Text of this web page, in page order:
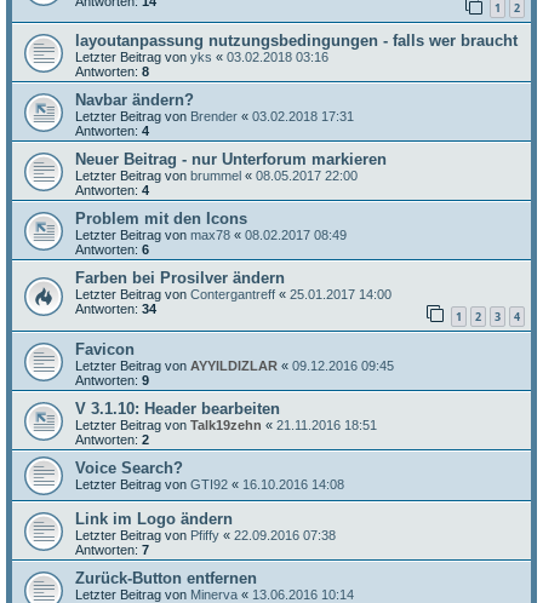
1 2
layoutanpassung nutzungsbedingungen - falls wer braucht
Letzter Beitrag von yks « 03.02.2018 03:16
Antworten: 8
Navbar ändern?
Letzter Beitrag von Brender « 03.02.2018 17:31
Antworten: 4
Neuer Beitrag - nur Unterforum markieren
Letzter Beitrag von brummel « 08.05.2017 22:00
Antworten: 4
Problem mit den Icons
Letzter Beitrag von max78 « 08.02.2017 08:49
Antworten: 6
Farben bei Prosilver ändern
Letzter Beitrag von Contergantreff « 25.01.2017 14:00
Antworten: 34 1 2 3 4
Favicon
Letzter Beitrag von AYYILDIZLAR « 09.12.2016 09:45
Antworten: 9
V 3.1.10: Header bearbeiten
Letzter Beitrag von Talk19zehn « 21.11.2016 18:51
Antworten: 2
Voice Search?
Letzter Beitrag von GTI92 « 16.10.2016 14:08
Link im Logo ändern
Letzter Beitrag von Pfiffy « 22.09.2016 07:38
Antworten: 7
Zurück-Button entfernen
Letzter Beitrag von Minerva « 13.06.2016 10:14